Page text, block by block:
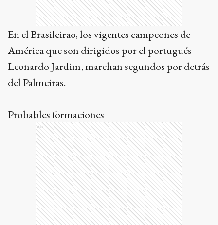
En el Brasileirao, los vigentes campeones de
América que son dirigidos por el portugués
Leonardo Jardim, marchan segundos por detrás
del Palmeiras.
Probables formaciones
Ads